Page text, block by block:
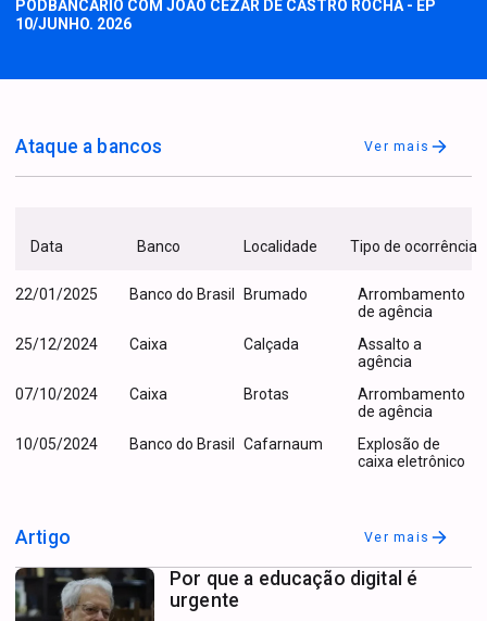
PODBANCÁRIO COM JOÃO CEZAR DE CASTRO ROCHA - EP
10/JUNHO. 2026
Ataque a bancos Ver mais
Data Banco Localidade Tipo de ocorrência
22/01/2025 Banco do Brasil Brumado
Arrombamento
de agência
25/12/2024
Caixa Calçada
Assalto a
agência
07/10/2024
Caixa Brotas
Arrombamento
de agência
10/05/2024
Banco do Brasil Cafarnaum
Explosão de
caixa eletrônico
Artigo Ver mais
Por que a educação digital é
urgente